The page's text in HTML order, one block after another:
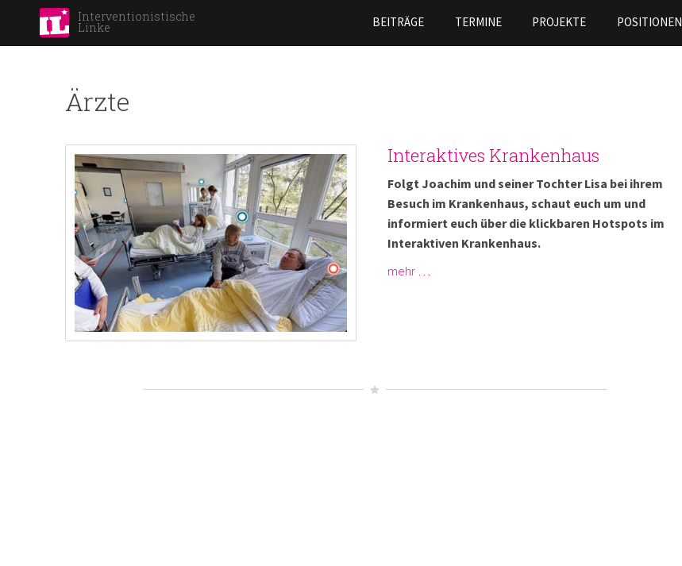
main
content
Interventionistische
Linke BEITRÄGE TERMINE PROJEKTE POSITIONEN
Ärzte
Interaktives Krankenhaus
Folgt Joachim und seiner Tochter Lisa bei ihrem
Besuch im Krankenhaus, schaut euch um und
informiert euch über die klickbaren Hotspots im
Interaktiven Krankenhaus.
mehr …